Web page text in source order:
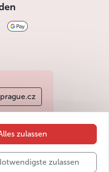
zulassen
zulassen